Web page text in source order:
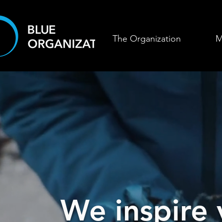
The Organization
We inspire